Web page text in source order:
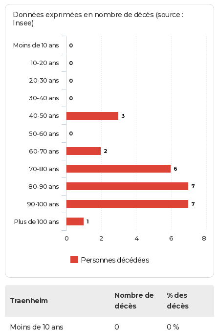
Données exprimées en nombre de décès (source :
Insee)
0
0
0
0
3
0
2
6
7
7
1
Personnes décédées
Moins de 10 ans
10-20 ans
20-30 ans
30-40 ans
40-50 ans
50-60 ans
60-70 ans
70-80 ans
80-90 ans
90-100 ans
Plus de 100 ans
0 2 4 6 8
Traenheim
Nombre de
décès
% des
décès
Moins de 10 ans 0 0 %